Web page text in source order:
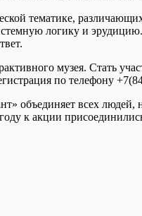
тематике,
логику и
музея. Стать
по телефону
объединяет всех
к акции